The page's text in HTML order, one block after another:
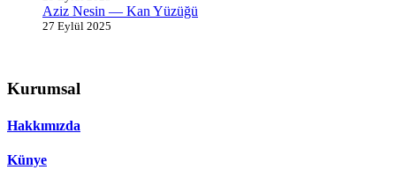
Aziz Nesin — Kan Yüzüğü
27 Eylül 2025
Kurumsal
Hakkımızda
Künye